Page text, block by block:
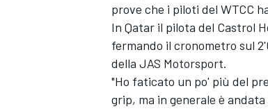
MONOPOSTO
prove che i piloti del WTCC
In Qatar il pilota del Castrol
fermando il cronometro sul
della JAS Motorsport.
"Ho faticato un po' più del
grip, ma in generale è